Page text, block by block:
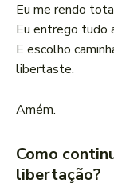
Eu me rendo
Eu entrego tudo
E escolho
libertaste.
Amém.
Como
libertação?